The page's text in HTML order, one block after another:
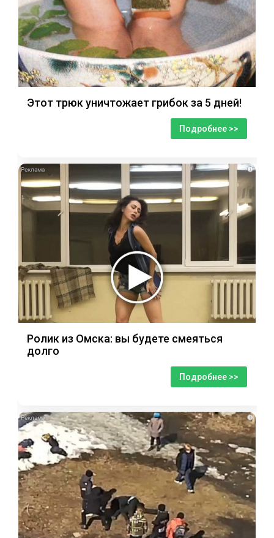
Этот трюк уничтожает грибок за 5 дней!
Подробнее >>
i
Ролик из Омска: вы будете смеяться
долго
Подробнее >>
i